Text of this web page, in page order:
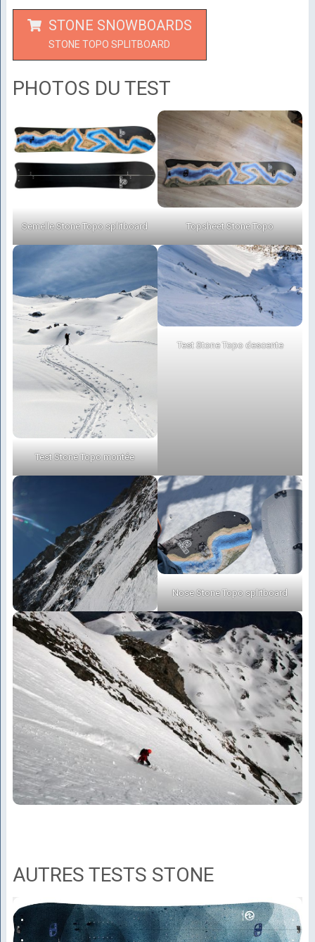
STONE SNOWBOARDS
STONE TOPO SPLITBOARD
PHOTOS DU TEST
Semelle Stone Topo splitboard Topsheet Stone Topo
Test Stone Topo montée
Test Stone Topo descente
Nose Stone Topo splitboard
AUTRES TESTS STONE